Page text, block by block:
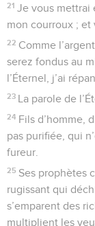
21 Je vous mettrai
mon courroux ; et
22 Comme
serez fondus au
l’Éternel, j’ai
23 La parole de
24 Fils d’homme,
pas purifiée, qui
fureur.
25 Ses prophètes
rugissant qui
s’emparent des
multiplient les